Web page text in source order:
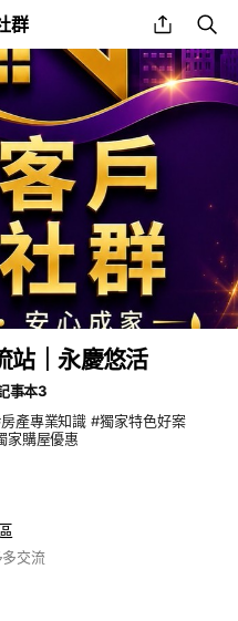
群 share
站｜永慶悠活
事本3
產專業知識 #獨家特色好案
家購屋優惠
交流